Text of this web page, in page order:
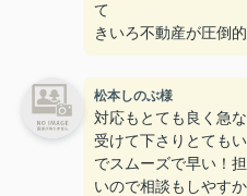
て
きいろ不動産が圧倒
ありがとうございまし
社長さんも話しやす
物件探しの際は、是
い！
松本しのぶ様
対応もとても良く急
受けて下さりとても
でスムーズで早い！
いので相談もしやす